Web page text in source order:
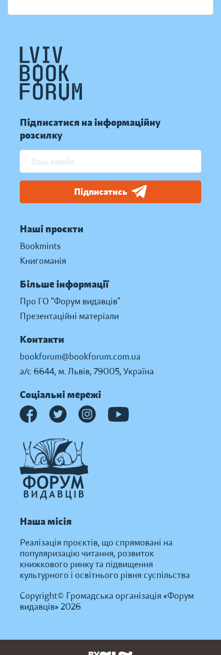
Підписатися на інформаційну
розсилку
Підписатись
Наші проєкти
Bookmints
Книгоманія
Більше інформації
Про ГО “Форум видавців”
Презентаційні матеріали
Контакти
bookforum@bookforum.com.ua
а/с 6644, м. Львів, 79005, Україна
Соціальні мережі
Наша місія
Реалізація проєктів, що спрямовані на
популяризацію читання, розвиток
книжкового ринку та підвищення
культурного і освітнього рівня суспільства
Copyright© Громадська організація «Форум
видавців» 2026